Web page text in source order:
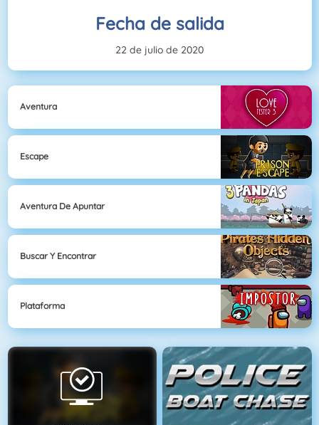
Fecha de salida
22 de julio de 2020
Aventura
Escape
Aventura De Apuntar
Buscar Y Encontrar
Plataforma